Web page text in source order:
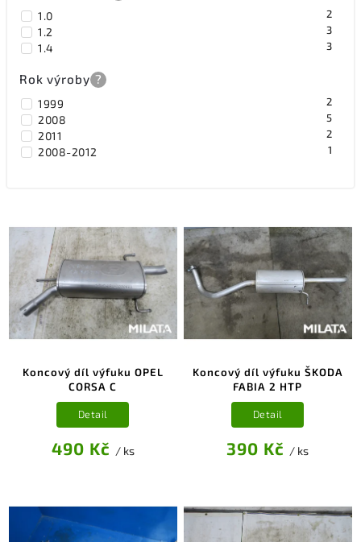
1.0 2
1.2 3
1.4 3
Rok výroby ?
1999 2
2008 5
2011 2
2008-2012 1
Koncový díl výfuku OPEL
CORSA C
490 Kč / ks
Detail
Koncový díl výfuku ŠKODA
FABIA 2 HTP
390 Kč / ks
Detail